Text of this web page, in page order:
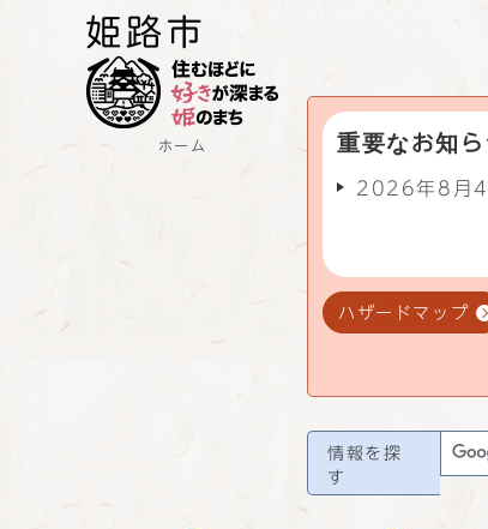
ホーム 重要なお知ら
2026年8月4
ハザードマップ
情報を探
す